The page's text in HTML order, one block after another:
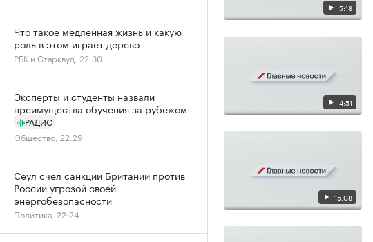
5:18
4:51
15:08
Что такое медленная жизнь и какую
роль в этом играет дерево
РБК и Старквуд, 22:30
Эксперты и студенты назвали
преимущества обучения за рубежом
РАДИО
Общество, 22:29
Сеул счел санкции Британии против
России угрозой своей
энергобезопасности
Политика, 22:24